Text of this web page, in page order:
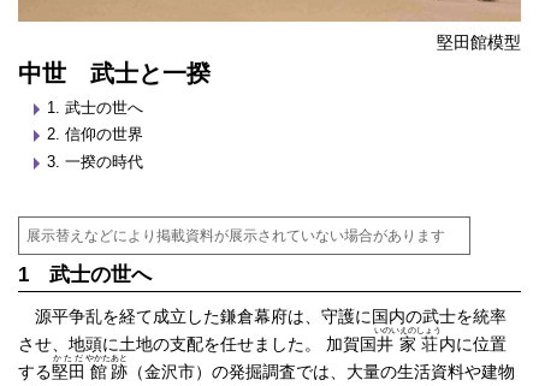
堅田館模型
中世 武士と一揆
武士の世へ
信仰の世界
一揆の時代
展示替えなどにより掲載資料が展示されていない場合があります
1 武士の世へ
源平争乱を経て成立した鎌倉幕府は、守護に国内の武士を統率
させ、地頭に土地の支配を任せました。 加賀国井家荘
いのいえのしょう
内に位置
する堅田
かただ
館
やかた
跡
あと
（金沢市）の発掘調査では、大量の生活資料や建物